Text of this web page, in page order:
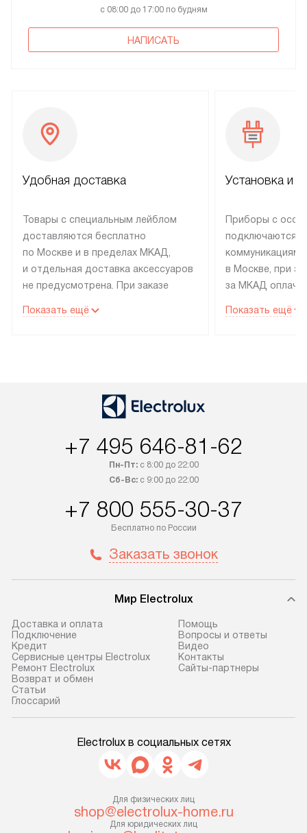
с 08:00 до 17:00 по будням
НАПИСАТЬ
Удобная доставка
Товары с специальным лейблом
доставляются бесплатно
по Москве и в пределах МКАД,
и отдельная доставка аксессуаров
не предусмотрена. При заказе
рекомендуем обсудить
в течение трех дней. Если вам
интересен товар «Под заказ»,
приобретения с менеджером сайта.
Товары с специальным лейблом
доставляются бесплатно
по Москве в пределах МКАД,
и отдельная доставка аксессуаров
не предусмотрена. После 100%
предоплаты мы бесплатно
до представительства
транспортной компании в г. Москва.
доставки у менеджера при
оформлении заказа.
В оговоренный день служба
доставки доставит упакованный
прибор до двери или прихожей.
прибор до места установки,
пожалуйста, предварительно
уточните это с менеджером.
дополнительная плата. Важно
учитывать, что если размеры
Показать ещё
Установка и
Приборы с
подключаются к
коммуникациям
в Москве, при
за МКАД
партнера
гарантию 1 год
установление,
и регулярное
ошибки и
Готовые
от категории,
к воде, крана и
соединение
коммуникациям,
Показать ещё
+7 495 646-81-62
Пн-Пт:с 8:00 до 22:00
Сб-Вс:с 9:00 до 22:00
+7 800 555-30-37
Бесплатно по России
Заказать звонок
Мир Electrolux
Доставка и оплата
Подключение
Кредит
Сервисные центры Electrolux
Ремонт Electrolux
Возврат и обмен
Cтатьи
Глоссарий
Помощь
Вопросы и ответы
Видео
Контакты
Сайты-партнеры
Electrolux в социальных сетях
Для физических лиц
shop@electrolux-home.ru
Для юридических лиц